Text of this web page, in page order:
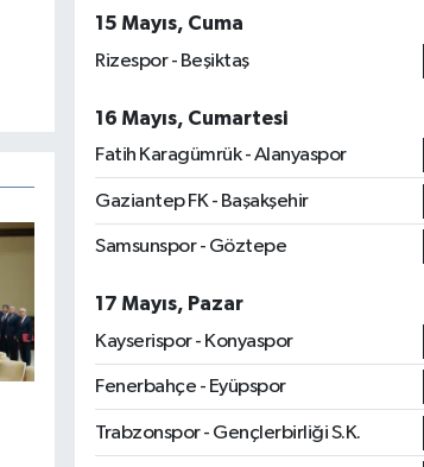
15 Mayıs, Cuma
Rizespor - Beşiktaş
16 Mayıs, Cumartesi
Fatih Karagümrük - Alanyaspor
Gaziantep FK - Başakşehir
Samsunspor - Göztepe
17 Mayıs, Pazar
Kayserispor - Konyaspor
Fenerbahçe - Eyüpspor
Trabzonspor - Gençlerbirliği S.K.